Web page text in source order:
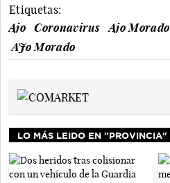
Etiquetas:
Ajo
Coronavirus
Ajo
AJo Morado
LO MÁS LEIDO EN "PROVINCIA"